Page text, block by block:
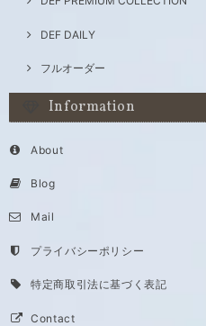
DEF DAILY
フルオーダー
Information
About
Blog
Mail
プライバシーポリシー
特定商取引法に基づく表記
Contact